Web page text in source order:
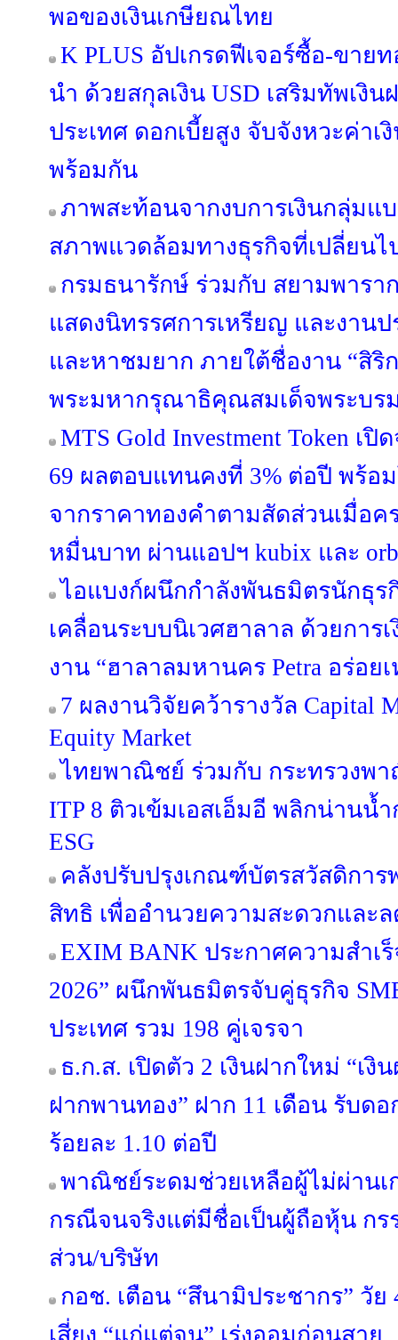
พอของเงินเกษียณไทย
K PLUS อัปเกรดฟีเจอร์ซื้อ-ขาย
นำ ด้วยสกุลเงิน USD เสริมทัพเงิน
ประเทศ ดอกเบี้ยสูง จับจังหวะค่าเ
พร้อมกัน
ภาพสะท้อนจากงบการเงินกลุ่มแ
สภาพแวดล้อมทางธุรกิจที่เปลี่ยนไ
กรมธนารักษ์ ร่วมกับ สยามพารา
แสดงนิทรรศการเหรียญ และงา
และหาชมยาก ภายใต้ชื่องาน “สิ
พระมหากรุณาธิคุณสมเด็จพระบร
MTS Gold Investment Token เ
69 ผลตอบแทนคงที่ 3% ต่อปี พร้อ
จากราคาทองคำตามสัดส่วนเมื่อค
หมื่นบาท ผ่านแอปฯ kubix และ
ไอแบงก์ผนึกกำลังพันธมิตรนักธุ
เคลื่อนระบบนิเวศฮาลาล ด้วยการ
งาน “ฮาลาลมหานคร Petra อร่อย
7 ผลงานวิจัยคว้ารางวัล Capital
Equity Market
ไทยพาณิชย์ ร่วมกับ กระทรวงพา
ITP 8 ติวเข้มเอสเอ็มอี พลิกน่านน้
ESG
คลังปรับปรุงเกณฑ์บัตรสวัสดิกา
สิทธิ เพื่ออำนวยความสะดวกและ
EXIM BANK ประกาศความสำเร็
2026” ผนึกพันธมิตรจับคู่ธุรกิจ
ประเทศ รวม 198 คู่เจรจา
ธ.ก.ส. เปิดตัว 2 เงินฝากใหม่ “เงิ
ฝากพานทอง” ฝาก 11 เดือน รับดอ
ร้อยละ 1.10 ต่อปี
พาณิชย์ระดมช่วยเหลือผู้ไม่ผ่าน
กรณีจนจริงแต่มีชื่อเป็นผู้ถือหุ้น ก
ส่วน/บริษัท
กอช. เตือน “สึนามิประชากร” วัย
เสี่ยง “แก่แต่จน” เร่งออมก่อนสาย